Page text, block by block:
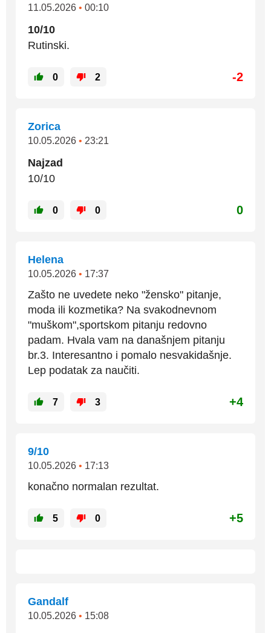
11.05.2026 • 00:10
10/10
Rutinski.
0 2 -2
Zorica
10.05.2026 • 23:21
Najzad
10/10
0 0 0
Helena
10.05.2026 • 17:37
Zašto ne uvedete neko "žensko" pitanje,
moda ili kozmetika? Na svakodnevnom
"muškom",sportskom pitanju redovno
padam. Hvala vam na današnjem pitanju
br.3. Interesantno i pomalo nesvakidašnje.
Lep podatak za naučiti.
7 3 +4
9/10
10.05.2026 • 17:13
konačno normalan rezultat.
5 0 +5
Gandalf
10.05.2026 • 15:08